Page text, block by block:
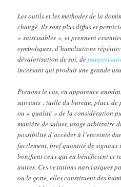
Les outils et les méthodes de la
changé. Ils sont plus diffus et
« saisissables », et prennent
symboliques, d’humiliations
dévalorisation de soi, de
incessant qui produit une grande
Prenons le cas, en apparence
suivants : taille du bureau, place
ou « qualité » de la considération
manière de saluer, usage arbitraire
possibilité d’accéder à l’enceinte
facilement, bref quantité de
bonifient ceux qui en bénéficient et
autres. Ces vexations narcissiques
ou le geste, elles constituent des